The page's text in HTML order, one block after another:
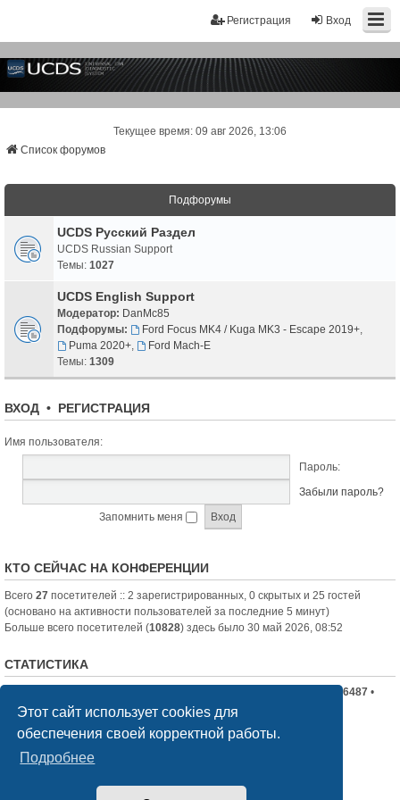
Этот сайт использует cookies для
обеспечения своей корректной работы.
Подробнее
Вход
Регистрация
Текущее время: 09 авг 2026, 13:06
Список форумов
Подфорумы
UCDS Русский Раздел
UCDS Russian Support
Темы: 1027
UCDS English Support
Модератор: DanMc85
Подфорумы:
Ford Focus MK4 / Kuga MK3 - Escape 2019+,
Puma 2020+,
Ford Mach-E
Темы: 1309
ВХОД • РЕГИСТРАЦИЯ
Имя пользователя:
Пароль:
Забыли пароль?
Запомнить меня
КТО СЕЙЧАС НА КОНФЕРЕНЦИИ
Всего 27 посетителей :: 2 зарегистрированных, 0 скрытых и 25 гостей
(основано на активности пользователей за последние 5 минут)
Больше всего посетителей (10828) здесь было 30 май 2026, 08:52
СТАТИСТИКА
• Всего пользователей:6487 •
Новый пользователь: nord-jeka
Список форумов
phpBB® Forum Software © phpBB Limited